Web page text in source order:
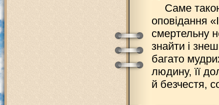
Саме
оповідання
смертельну
знайти і
багато
людину, її
й безчестя,